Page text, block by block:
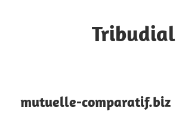
Tribudial
mutuelle-comparatif.biz